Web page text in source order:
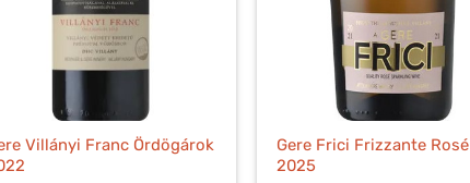
Villányi Franc Ördögárok
Gere Frici Frizzante Rosé
2025